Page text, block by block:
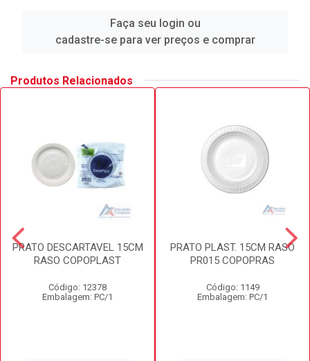
Faça seu login ou
cadastre-se para ver preços e comprar
Produtos Relacionados
PRATO DESCARTAVEL 15CM
RASO COPOPLAST
Código: 12378
Embalagem: PC/1
PRATO PLAST. 15CM RASO
PR015 COPOPRAS
Código: 1149
Embalagem: PC/1